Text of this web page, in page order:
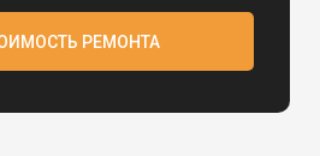
РЕМОНТА